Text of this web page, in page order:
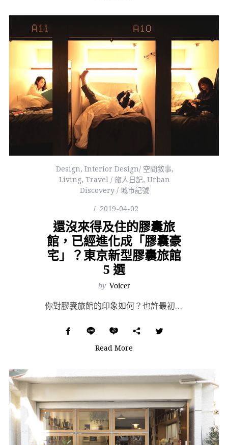
Design, Interior Design/ 空間敘事,
Living,Travel / 旅人日記,Urban
Discovery / 城市記號
2019-04-02
還沒來得及住的膠囊旅
館，已經進化成「膠囊豪
宅」？東京新型膠囊旅館
5 選
by Voicer
你對膠囊旅館的印象如何？也許最初選擇鑽進膠囊旅館，是因為「窮」，那麼時至今日，東京的膠囊旅館早已不斷...
Read More